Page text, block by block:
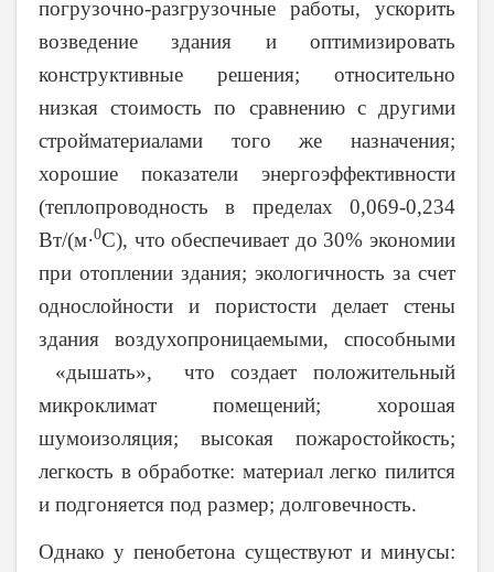
погрузочно-разгрузочные работы, ускорить
возведение здания и оптимизировать
конструктивные решения; относительно
низкая стоимость по сравнению с другими
стройматериалами того же назначения;
хорошие показатели энергоэффективности
(теплопроводность в пределах 0,069-0,234
Вт/(м·0С), что обеспечивает до 30% экономии
при отоплении здания; экологичность за счет
однослойности и пористости делает стены
здания воздухопроницаемыми, способными
«дышать», что создает положительный
микроклимат помещений; хорошая
шумоизоляция; высокая пожаростойкость;
легкость в обработке: материал легко пилится
и подгоняется под размер; долговечность.
Однако у пенобетона существуют и минусы: